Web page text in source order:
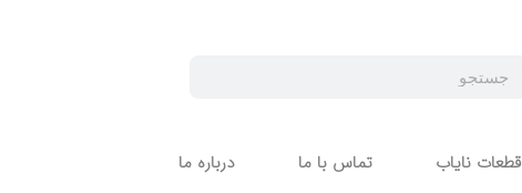
قطعات نایاب تماس با ما درباره ما